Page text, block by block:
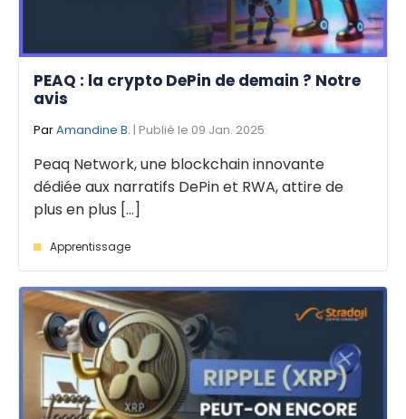
PEAQ : la crypto DePin de demain ? Notre
avis
ParAmandine B. | Publié le 09 Jan. 2025
Peaq Network, une blockchain innovante
dédiée aux narratifs DePin et RWA, attire de
plus en plus [...]
Apprentissage